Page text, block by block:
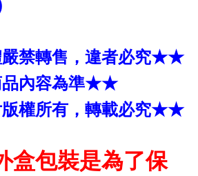
禁轉售，違者必究★★
內容為準★★
權所有，轉載必究★★
盒包裝是為了保